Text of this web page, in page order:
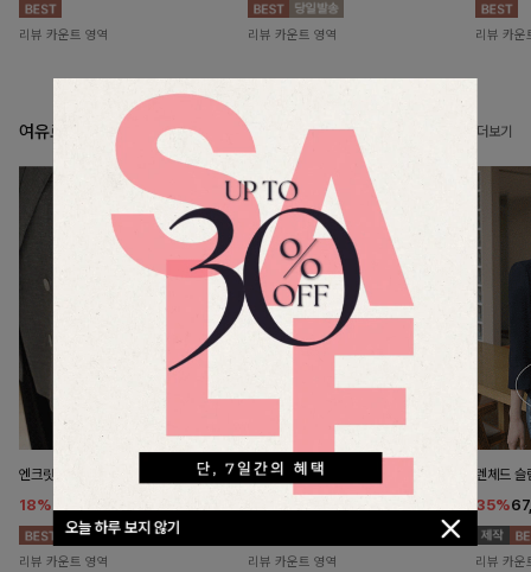
오늘 하루 보지 않기
리뷰 카운트 영역 리뷰 카운트 영역 리뷰 카운
여유로운 실루엣의 아우터 더보기
엔크릿 턴업더블자켓
18%
리뷰 카운트 영역
로엔브 숏린넨자켓
리뷰 카운트 영역
렌체드
35%
리뷰 카운